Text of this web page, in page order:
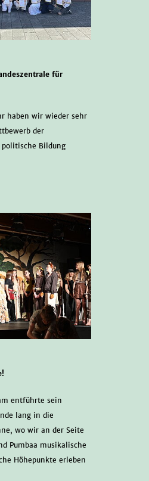
für
haben wir wieder sehr
der
politische Bildung
entführte sein
lang in die
wo wir an der Seite
Pumbaa musikalische
Höhepunkte erleben